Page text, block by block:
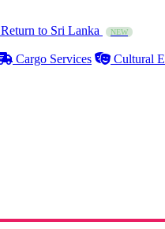
Return to Sri Lanka NEW
Cargo Services Cultural